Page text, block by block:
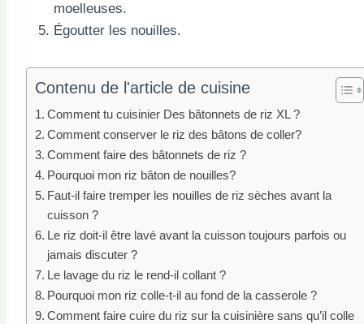
moelleuses.
Égoutter les nouilles.
Contenu de l'article de cuisine
Comment tu cuisinier Des bâtonnets de riz XL ?
Comment conserver le riz des bâtons de coller?
Comment faire des bâtonnets de riz ?
Pourquoi mon riz bâton de nouilles?
Faut-il faire tremper les nouilles de riz sèches avant la
cuisson ?
Le riz doit-il être lavé avant la cuisson toujours parfois ou
jamais discuter ?
Le lavage du riz le rend-il collant ?
Pourquoi mon riz colle-t-il au fond de la casserole ?
Comment faire cuire du riz sur la cuisinière sans qu’il colle